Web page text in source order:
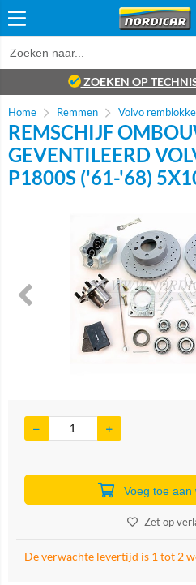
ZOEKEN OP
Home Remmen Volvo
REMSCHIJF
GEVENTILEERD
P1800S ('61-'68)
Voeg toe aan
Zet op
De verwachte levertijd is 1 tot 2